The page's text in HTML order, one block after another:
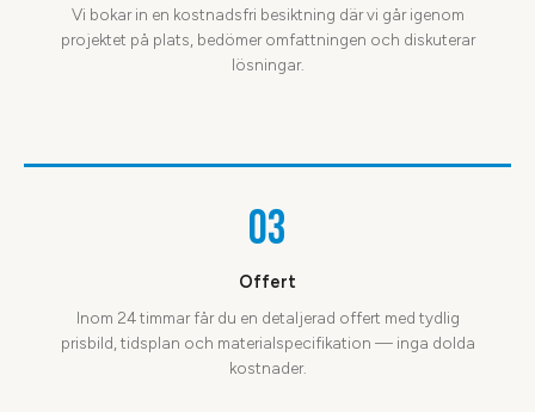
Vi bokar in en kostnadsfri besiktning där vi går igenom
projektet på plats, bedömer omfattningen och diskuterar
lösningar.
03
Offert
Inom 24 timmar får du en detaljerad offert med tydlig
prisbild, tidsplan och materialspecifikation — inga dolda
kostnader.